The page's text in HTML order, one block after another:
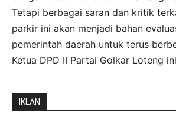
Tetapi berbagai saran dan kritik
parkir ini akan menjadi bahan
pemerintah daerah untuk terus
Ketua DPD II Partai Golkar Loteng
IKLAN